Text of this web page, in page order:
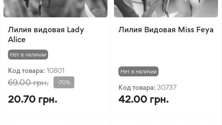
Лилия видовая Lady
Alice
Нет в наличии
Код товара: 10801
69.00 грн. -70%
20.70 грн.
Лилия Видовая Miss Feya
Нет в наличии
Код товара: 30737
42.00 грн.